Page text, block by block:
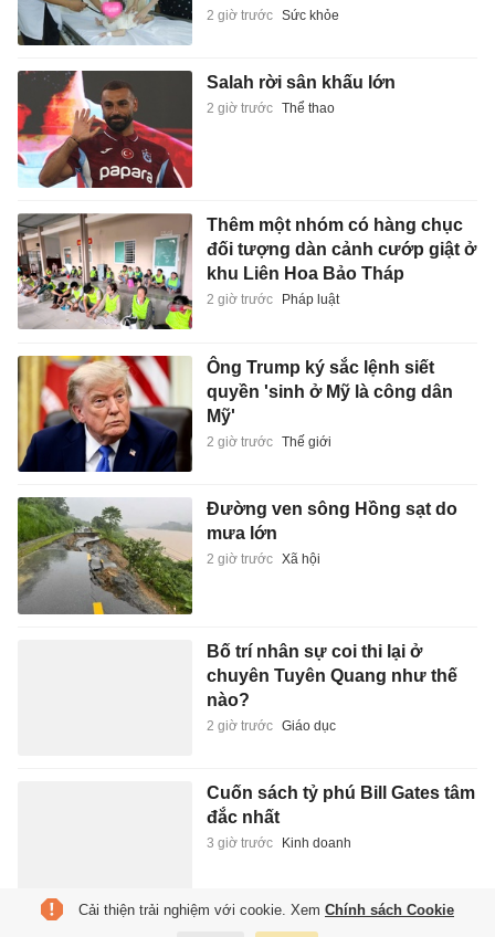
2 giờ trước Sức khỏe
Salah rời sân khấu lớn
2 giờ trước Thể thao
Thêm một nhóm có hàng chục
đối tượng dàn cảnh cướp giật ở
khu Liên Hoa Bảo Tháp
2 giờ trước Pháp luật
Ông Trump ký sắc lệnh siết
quyền 'sinh ở Mỹ là công dân
Mỹ'
2 giờ trước Thế giới
Đường ven sông Hồng sạt do
mưa lớn
2 giờ trước Xã hội
Bố trí nhân sự coi thi lại ở
chuyên Tuyên Quang như thế
nào?
2 giờ trước Giáo dục
Cuốn sách tỷ phú Bill Gates tâm
đắc nhất
3 giờ trước Kinh doanh
Cải thiện trải nghiệm với cookie. Xem Chính sách Cookie